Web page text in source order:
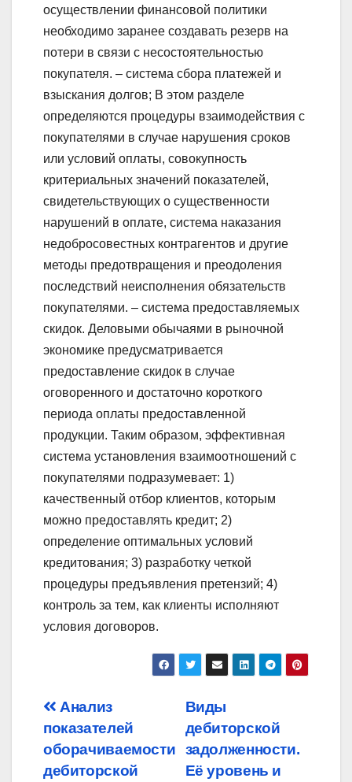
осуществлении финансовой политики
необходимо заранее создавать резерв на
потери в связи с несостоятельностью
покупателя. – система сбора платежей и
взыскания долгов; В этом разделе
определяются процедуры взаимодействия с
покупателями в случае нарушения сроков
или условий оплаты, совокупность
критериальных значений показателей,
свидетельствующих о существенности
нарушений в оплате, система наказания
недобросовестных контрагентов и другие
методы предотвращения и преодоления
последствий неисполнения обязательств
покупателями. – система предоставляемых
скидок. Деловыми обычаями в рыночной
экономике предусматривается
предоставление скидок в случае
оговоренного и достаточно короткого
периода оплаты предоставленной
продукции. Таким образом, эффективная
система установления взаимоотношений с
покупателями подразумевает: 1)
качественный отбор клиентов, которым
можно предоставлять кредит; 2)
определение оптимальных условий
кредитования; 3) разработку четкой
процедуры предъявления претензий; 4)
контроль за тем, как клиенты исполняют
условия договоров.
Post
navigation
Виды
дебиторской
задолженности.
Её уровень и
Анализ
показателей
оборачиваемости
дебиторской